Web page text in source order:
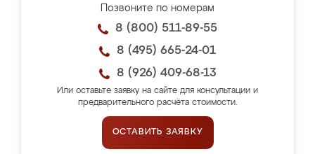
Позвоните по номерам
8 (800) 511-89-55
8 (495) 665-24-01
8 (926) 409-68-13
Или оставьте заявку на сайте для консультации и
предварительного расчёта стоимости.
ОСТАВИТЬ ЗАЯВКУ